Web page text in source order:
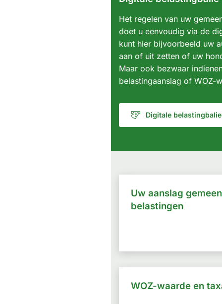
Het regelen van uw
doet u eenvoudig via de
kunt hier bijvoorbeeld uw
aan of uit zetten of uw
Maar ook bezwaar
belastingaanslag of WOZ-
Digitale belastingbalie
(Verwijst
externe
Uw aanslag
belastingen
WOZ-waarde en